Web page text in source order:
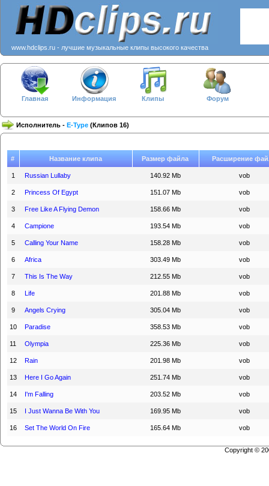
www.hdclips.ru - лучшие музыкальные клипы высокого качества
Главная Информация Клипы Форум
Исполнитель - E-Type (Клипов 16)
# Название клипа Размер файла Расширение
1 Russian Lullaby 140.92 Mb vob
2 Princess Of Egypt 151.07 Mb vob
3 Free Like A Flying Demon 158.66 Mb vob
4 Campione 193.54 Mb vob
5 Calling Your Name 158.28 Mb vob
6 Africa 303.49 Mb vob
7 This Is The Way 212.55 Mb vob
8 Life 201.88 Mb vob
9 Angels Crying 305.04 Mb vob
10 Paradise 358.53 Mb vob
11 Olympia 225.36 Mb vob
12 Rain 201.98 Mb vob
13 Here I Go Again 251.74 Mb vob
14 I'm Falling 203.52 Mb vob
15 I Just Wanna Be With You 169.95 Mb vob
16 Set The World On Fire 165.64 Mb vob
Copyright ©